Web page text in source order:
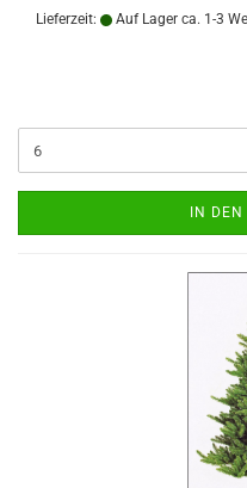
Lieferzeit: Auf Lager ca. 1-3
IN